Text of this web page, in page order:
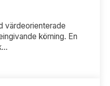
värdeorienterade
körning. En